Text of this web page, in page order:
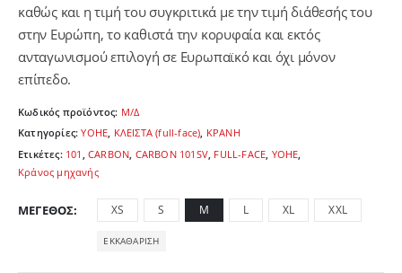
καθώς και η τιμή του συγκριτικά με την τιμή διάθεσής του
στην Ευρώπη, το καθιστά την κορυφαία και εκτός
ανταγωνισμού επιλογή σε Ευρωπαϊκό και όχι μόνον
επίπεδο.
Κωδικός προϊόντος: Μ/Δ
Κατηγορίες:YOHE, ΚΛΕΙΣΤΑ (full-face), ΚΡΑΝΗ
Ετικέτες: 101 ,CARBON, CARBON 101SV, FULL-FACE, YOHE,
Κράνος μηχανής
ΜΈΓΕΘΟΣ XS S M L XL XXL
ΕΚΚΑΘΆΡΙΣΗ